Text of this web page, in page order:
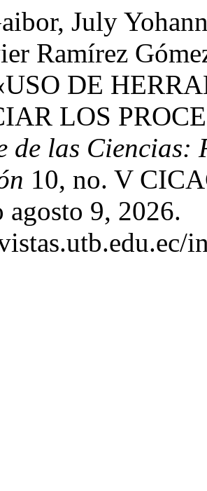
July
Ramírez
DE
LOS
de las Ciencias:
10, no. V
agosto 9, 2026.